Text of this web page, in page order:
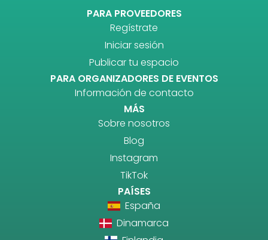
PARA PROVEEDORES
Regístrate
Iniciar sesión
Publicar tu espacio
PARA ORGANIZADORES DE EVENTOS
Información de contacto
MÁS
Sobre nosotros
Blog
Instagram
TikTok
PAÍSES
España
Dinamarca